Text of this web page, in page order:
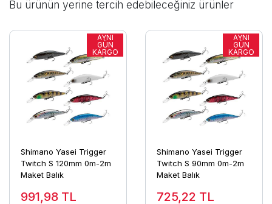
Bu ürünün yerine tercih edebileceğiniz ürünler
Shimano Yasei Trigger
Twitch S 120mm 0m-2m
Maket Balık
991,98 TL
Shimano Yasei Trigger
Twitch S 90mm 0m-2m
Maket Balık
725,22 TL